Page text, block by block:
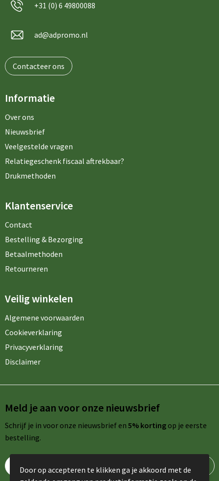
+31 (0) 6 49800088
ad@adpromo.nl
Contacteer ons
Informatie
Over ons
Nieuwsbrief
Veelgestelde vragen
Relatiegeschenk fiscaal aftrekbaar?
Drukmethoden
Klantenservice
Contact
Bestelling & Bezorging
Betaalmethoden
Retourneren
Veilig winkelen
Algemene voorwaarden
Cookieverklaring
Privacyverklaring
Disclaimer
Meld je aan voor onze nieuwsbrief
Schrijf je in voor onze nieuwsbrief en 5% kortingop je eerste
bestelling.
Door op accepteren te klikken ga je akkoord met de